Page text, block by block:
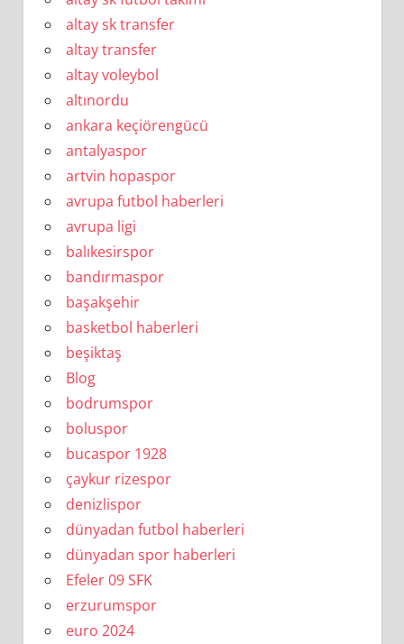
altay sk transfer
altay transfer
altay voleybol
altınordu
ankara keçiörengücü
antalyaspor
artvin hopaspor
avrupa futbol haberleri
avrupa ligi
balıkesirspor
bandırmaspor
başakşehir
basketbol haberleri
beşiktaş
Blog
bodrumspor
boluspor
bucaspor 1928
çaykur rizespor
denizlispor
dünyadan futbol haberleri
dünyadan spor haberleri
Efeler 09 SFK
erzurumspor
euro 2024